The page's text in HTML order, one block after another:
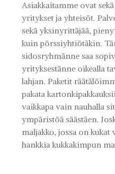
Asiakkaitamme ovat
yritykset ja yhteisöt.
sekä yksinyrittäjää,
kuin pörssiyhtiötäkin.
sidosryhmänne saa
yrityksestänne oikealla
lahjan. Paketit
pakata
vaikkapa vain nauhalla
ympäristöä säästäen.
maljakko, jossa on
hankkia kukkakimpun